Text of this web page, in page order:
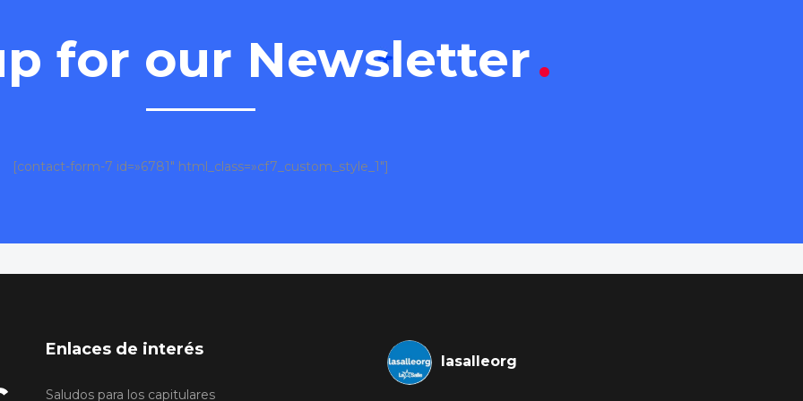
for our Newsletter.
[contact-form-7 id=»6781″ html_class=»cf7_custom_style_1″]
Enlaces de interés
Saludos para los capitulares
lasalleorg